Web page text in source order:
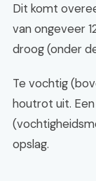
Dit komt
van ongeveer
droog (onder
Te vochtig
houtrot uit.
opslag.